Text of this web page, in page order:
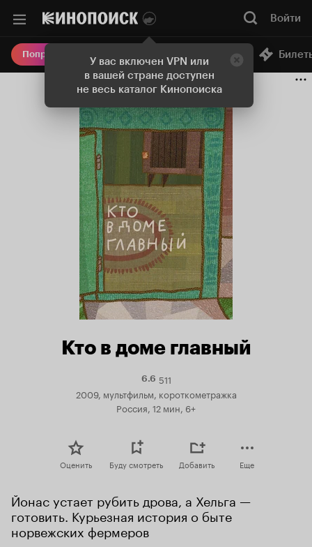
У вас включен VPN или
в вашей стране доступен
не весь каталог Кинопоиска
Войти
Попробовать Плюс Онлайн-кинотеатр
Кто в доме главный
6.6Рейтинг
6.6
511
2009, мультфильм, короткометражка
Россия, 12 мин, 6+
Оценить Буду смотреть Добавить Еще
Йонас устает рубить дрова, а Хельга —
готовить. Курьезная история о быте
норвежских фермеров